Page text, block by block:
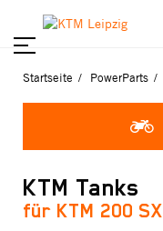
Startseite PowerParts
KTM Tanks
für KTM 200 SX